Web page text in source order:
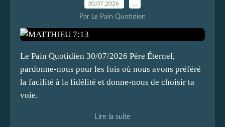
30.07.2026
Par Le Pain Quotidien
Le Pain Quotidien 30/07/2026 Père Éternel,
pardonne-nous pour les fois où nous avons préféré
la facilité à la fidélité et donne-nous de choisir ta
voie.
Lire la suite